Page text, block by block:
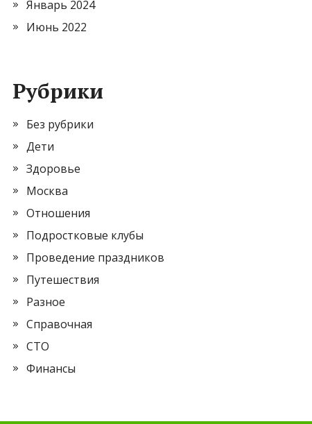
Январь 2024
Июнь 2022
Рубрики
Без рубрики
Дети
Здоровье
Москва
Отношения
Подростковые клубы
Проведение праздников
Путешествия
Разное
Справочная
СТО
Финансы